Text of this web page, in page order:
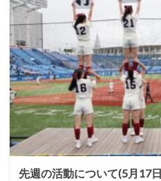
先週の活動について(5月17